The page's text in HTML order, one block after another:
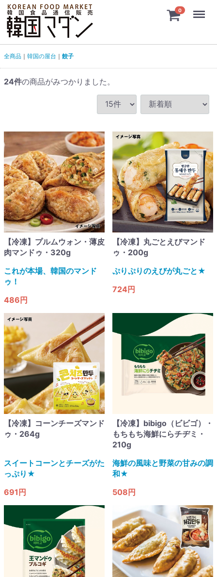
0 Menu
全商品 韓国の屋台 餃子
24件の商品がみつかりました。
【冷凍】プルムウォン・薄皮
肉マンドゥ・320g
これが本場、韓国のマンド
ゥ！
486円
【冷凍】丸ごとえびマンド
ゥ・200g
ぷりぷりのえびが丸ごと★
724円
【冷凍】コーンチーズマンド
ゥ・264g
スイートコーンとチーズがた
っぷり★
691円
【冷凍】bibigo（ビビゴ）・
もちもち海鮮にらチヂミ・
210g
海鮮の風味と野菜の甘みの調
和★
508円